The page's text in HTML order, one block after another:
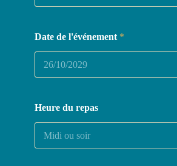
Date de l'événement *
Heure du repas